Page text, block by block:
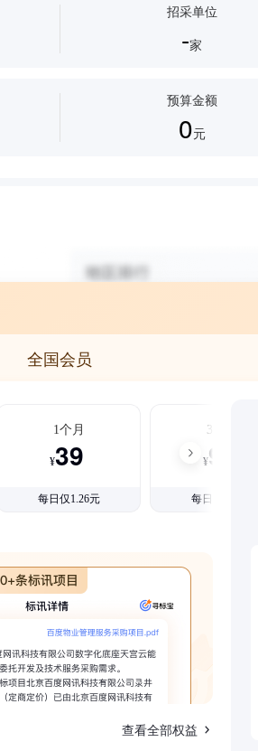
招采单位
-家
预算金额
0元
全国会员
1个月
¥39
每日仅1.26元
3个月
¥99
每日仅1.08元
查看全部权益